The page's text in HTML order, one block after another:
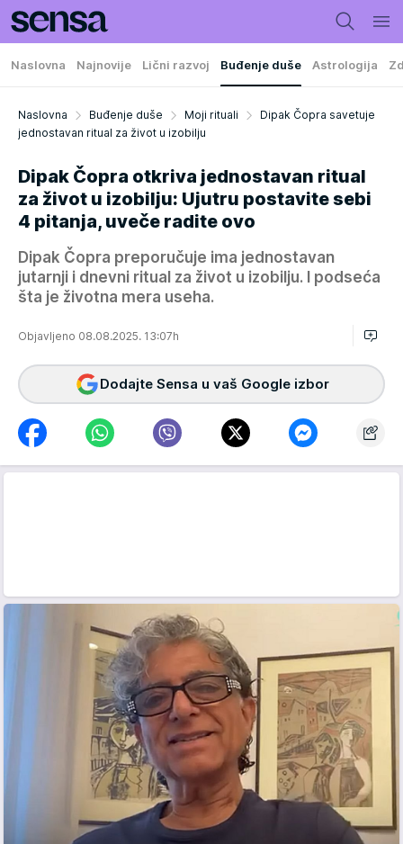
Naslovna Najnovije Lični razvoj Buđenje duše Astrologija
Naslovna Buđenje duše Moji rituali
Dipak Čopra savetuje
jednostavan ritual za život u izobilju
Dipak Čopra otkriva jednostavan ritual
za život u izobilju: Ujutru postavite sebi
4 pitanja, uveče radite ovo
Dipak Čopra preporučuje ima jednostavan
jutarnji i dnevni ritual za život u izobilju. I podseća
šta je životna mera useha.
Objavljeno 08.08.2025. 13:07h
Dodajte Sensa u vaš Google izbor